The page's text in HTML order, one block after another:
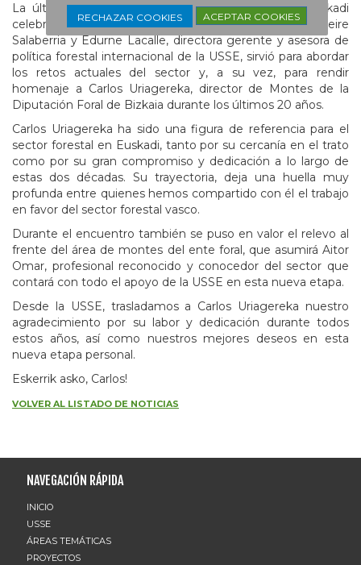
La última reunión del Grupo Asesor Forestal de Euskadi
celebrado en Zamudio, en la que participaron Leire
Salaberria y Edurne Lacalle, directora gerente y asesora de
política forestal internacional de la USSE, sirvió para abordar
los retos actuales del sector y, a su vez, para rendir
homenaje a Carlos Uriagereka, director de Montes de la
Diputación Foral de Bizkaia durante los últimos 20 años.
Carlos Uriagereka ha sido una figura de referencia para el
sector forestal en Euskadi, tanto por su cercanía en el trato
como por su gran compromiso y dedicación a lo largo de
estas dos décadas. Su trayectoria, deja una huella muy
profunda entre quienes hemos compartido con él el trabajo
en favor del sector forestal vasco.
Durante el encuentro también se puso en valor el relevo al
frente del área de montes del ente foral, que asumirá Aitor
Omar, profesional reconocido y conocedor del sector que
contará con todo el apoyo de la USSE en esta nueva etapa.
Desde la USSE, trasladamos a Carlos Uriagereka nuestro
agradecimiento por su labor y dedicación durante todos
estos años, así como nuestros mejores deseos en esta
nueva etapa personal.
Eskerrik asko, Carlos!
VOLVER AL LISTADO DE NOTICIAS
NAVEGACIÓN RÁPIDA
INICIO
USSE
ÁREAS TEMÁTICAS
PROYECTOS
RECHAZAR COOKIES ACEPTAR COOKIES